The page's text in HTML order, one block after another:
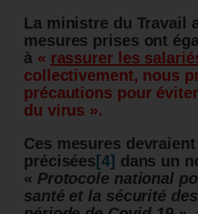
La ministre du Travail
mesures prises ont
à « rassurer les
collectivement, nous
précautions pour
du virus ».
Ces mesures
précisées [4] dans un
« Protocole national
santé et la sécurité